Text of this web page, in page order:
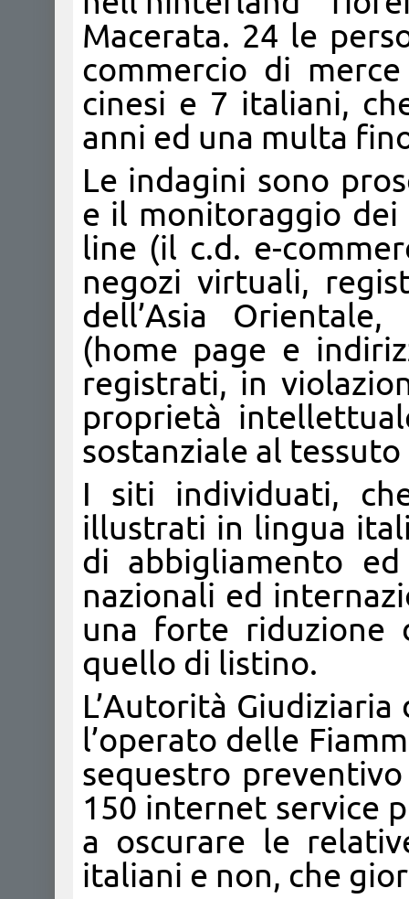
Macerata. 24 le
commercio di
cinesi e 7 italiani,
anni ed una multa
Le indagini sono
e il monitoraggio dei
line (il c.d. e-
negozi virtuali,
dell’Asia
(home page e
registrati, in
proprietà
sostanziale al
I siti individuati,
illustrati in lingua
di abbigliamento
nazionali ed
una forte riduzione
quello di listino.
L’Autorità
l’operato delle
sequestro
150 internet service
a oscurare le
italiani e non, che